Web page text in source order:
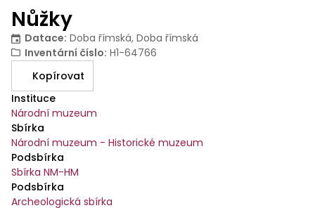
Nůžky
Datace: Doba římská, Doba římská
Inventární číslo: H1-64766
Kopírovat
Instituce
Národní muzeum
Sbírka
Národní muzeum - Historické muzeum
Podsbírka
Sbírka NM-HM
Podsbírka
Archeologická sbírka